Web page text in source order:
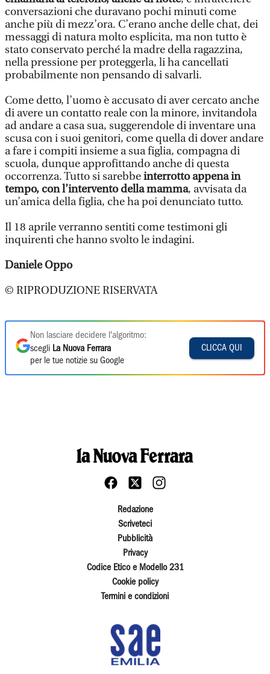
conversazioni che duravano pochi minuti come
anche più di mezz’ora. C’erano anche delle chat, dei
messaggi di natura molto esplicita, ma non tutto è
stato conservato perché la madre della ragazzina,
nella pressione per proteggerla, li ha cancellati
probabilmente non pensando di salvarli.
Come detto, l’uomo è accusato di aver cercato anche
di avere un contatto reale con la minore, invitandola
ad andare a casa sua, suggerendole di inventare una
scusa con i suoi genitori, come quella di dover andare
a fare i compiti insieme a sua figlia, compagna di
scuola, dunque approfittando anche di questa
occorrenza. Tutto si sarebbeinterrotto appena in
tempo, con l’intervento della mamma, avvisata da
un’amica della figlia, che ha poi denunciato tutto.
Il 18 aprile verranno sentiti come testimoni gli
inquirenti che hanno svolto le indagini.
Daniele Oppo
© RIPRODUZIONE RISERVATA
Non lasciare decidere l'algoritmo:
scegli La Nuova Ferrara
per le tue notizie su Google
CLICCA QUI
Redazione
Scriveteci
Pubblicità
Privacy
Codice Etico e Modello 231
Cookie policy
Termini e condizioni